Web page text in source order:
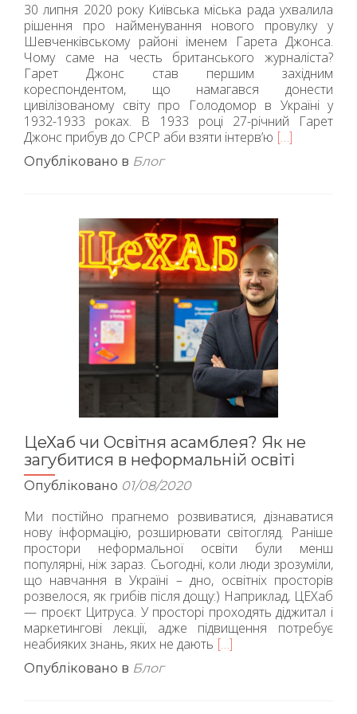
30 липня 2020 року Київська міська рада ухвалила
рішення про найменування нового провулку у
Шевченківському районі іменем Гарета Джонса.
Чому саме на честь британського журналіста?
Гарет Джонс став першим західним
кореспондентом, що намагався донести
цивілізованому світу про Голодомор в Україні у
1932-1933 роках. В 1933 році 27-річний Гарет
Джонс прибув до СРСР аби взяти інтерв’ю Читати
у
Києві
[…]
Опубліковано в Блог
ЦеХаб чи Освітня асамблея? Як не
загубитися в неформальній освіті
Опубліковано 01/08/2020
Ми постійно прагнемо розвиватися, дізнаватися
нову інформацію, розширювати світогляд. Раніше
простори неформальної освіти були менш
популярні, ніж зараз. Сьогодні, коли люди зрозуміли,
що навчання в Україні – дно, освітніх просторів
розвелося, як грибів після дощу:) Наприклад, ЦЕХаб
— проєкт Цитруса. У просторі проходять діджитал і
маркетингові лекції, адже підвищення потребує
неабияких знань, яких не дають Читати
[…]
Опубліковано в Блог